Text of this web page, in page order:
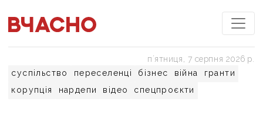
суспільство переселенці бізнес війна
гранти
корупція
нардепи відео спецпроєкти
пʼятниця, 7 серпня 2026 р.